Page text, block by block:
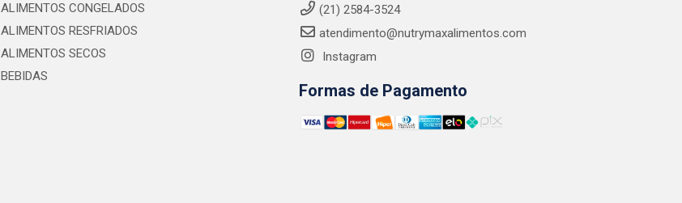
ALIMENTOS CONGELADOS
ALIMENTOS RESFRIADOS
ALIMENTOS SECOS
BEBIDAS
(21) 2584-3524
atendimento@nutrymaxalimentos.com
Instagram
Formas de Pagamento